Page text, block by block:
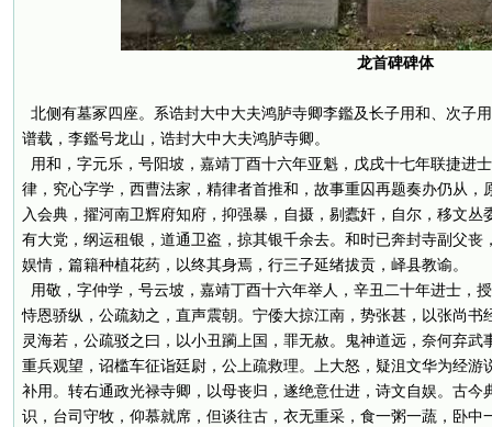
龙首碑碑体
北侧有墓冢四座。系诰封大中大夫鸿胪寺卿李鑑及长子用和、次子
谱载，李鑑号龙山，诰封大中大夫鸿胪寺卿。
用和，字元乐，号阳坡，嘉靖丁酉十六年亚魁，戊戌十七年联捷进
律，究心字学，西曹法家，精律者首推和，故事重囚再题奏办仍从，
入会典，擢河南卫辉府知府，抑强暴，自摄，剔蠹奸，自尔，移文丛
有大党，纲运租银，道通卫盗，掠其银千余去。和时已奔封寺副父丧
娱情，篇籍种植花药，以终其身焉，行三子延绪拔贡，峄县教谕。
用敬，字仲学，号云坡，嘉靖丁酉十六年举人，辛丑二十年进士，
恃恩骄纵，公疏劾之，直声震朝。宁倭大掠江南，势张甚，以张尚书
灵海若，公疏驳之曰，以小丑躏上国，罪无赦。鬼神道远，奈何弃武
重兵观望，诏槛车征诣廷尉，公上疏救理。上大怒，疑沮文华为经游
补用。转右通政光禄寺卿，以母丧归，遂绝意仕进，诗文自娱。古今
识，台司守牧，仰慕就席，但谈往古，衣无重采，食一粥一蔬，卧中